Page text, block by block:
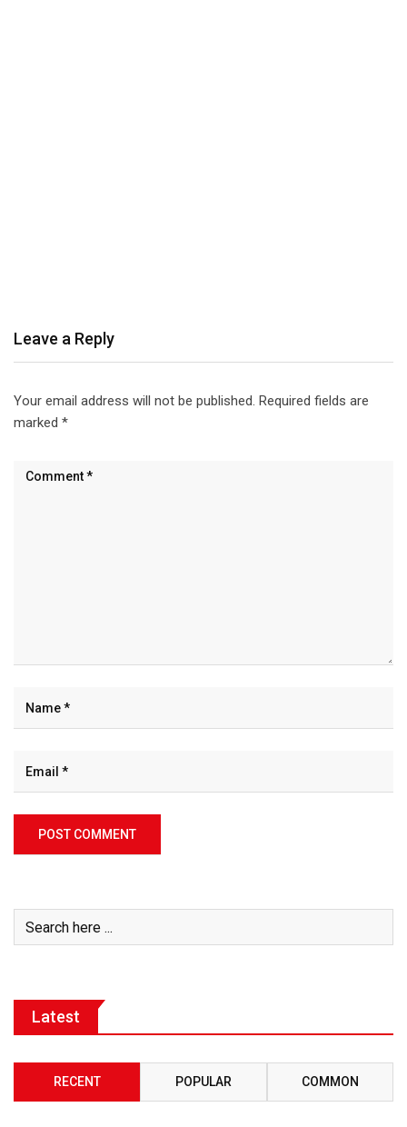
Leave a Reply
Your email address will not be published. Required fields are
marked *
Latest
RECENT POPULAR COMMON